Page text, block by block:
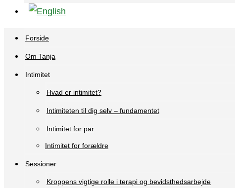
Forside
Om Tanja
Intimitet
Hvad er intimitet?
Intimiteten til dig selv – fundamentet
Intimitet for par
Intimitet for forældre
Sessioner
Kroppens vigtige rolle i terapi og bevidsthedsarbejde